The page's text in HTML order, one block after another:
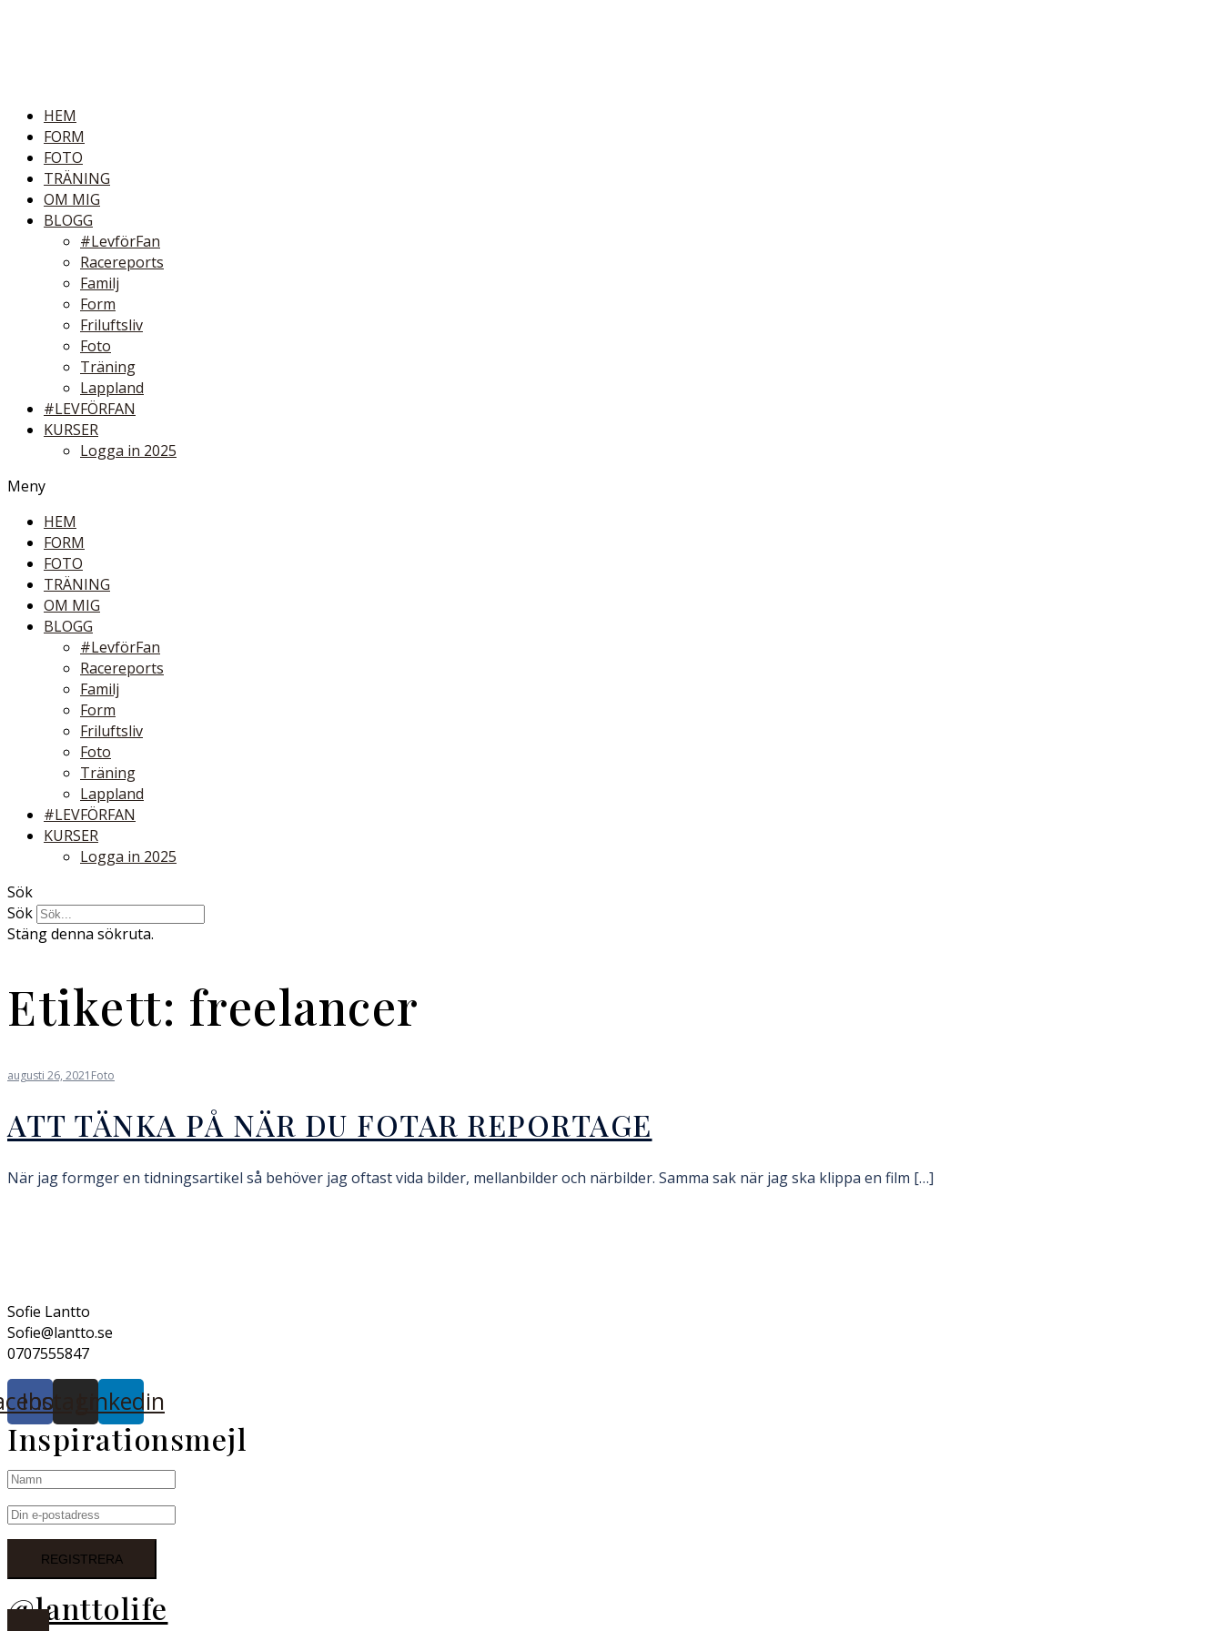
HEM
FORM
FOTO
TRÄNING
OM MIG
BLOGG
#LevförFan
Racereports
Familj
Form
Friluftsliv
Foto
Träning
Lappland
#LEVFÖRFAN
KURSER
Logga in 2025
Meny
HEM
FORM
FOTO
TRÄNING
OM MIG
BLOGG
#LevförFan
Racereports
Familj
Form
Friluftsliv
Foto
Träning
Lappland
#LEVFÖRFAN
KURSER
Logga in 2025
Sök
Sök
Stäng denna sökruta.
Etikett: freelancer
augusti 26, 2021 Foto
ATT TÄNKA PÅ NÄR DU FOTAR REPORTAGE
När jag formger en tidningsartikel så behöver jag oftast vida bilder, mellanbilder och närbilder. Samma sak när jag ska klippa en film […]
Sofie Lantto
Sofie@lantto.se
0707555847
InstagramLinkedin
Inspirationsmejl
@lanttolife